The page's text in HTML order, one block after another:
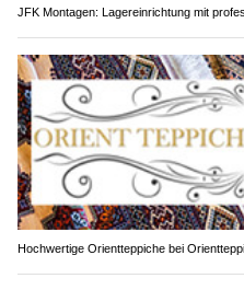
JFK Montagen: Lagereinrichtung mit
Hochwertige Orientteppiche bei